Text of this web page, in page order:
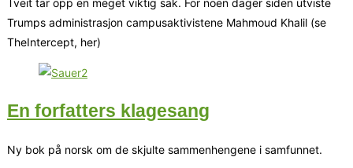
Tveit tar opp en meget viktig sak. For noen dager siden utviste
Trumps administrasjon campusaktivistene Mahmoud Khalil (se
TheIntercept, her)
En forfatters klagesang
Ny bok på norsk om de skjulte sammenhengene i samfunnet.